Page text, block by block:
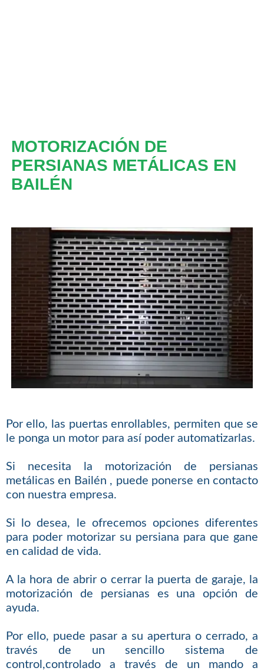
MOTORIZACIÓN DE
PERSIANAS METÁLICAS EN
BAILÉN
Por ello, las puertas enrollables, permiten que se
le ponga un motor para así poder automatizarlas.
Si necesita la motorización de persianas
metálicas en Bailén , puede ponerse en contacto
con nuestra empresa.
Si lo desea, le ofrecemos opciones diferentes
para poder motorizar su persiana para que gane
en calidad de vida.
A la hora de abrir o cerrar la puerta de garaje, la
motorización de persianas es una opción de
ayuda.
Por ello, puede pasar a su apertura o cerrado, a
través de un sencillo sistema de
control,controlado a través de un mando a